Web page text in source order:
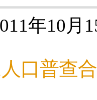
年10月
人口普查